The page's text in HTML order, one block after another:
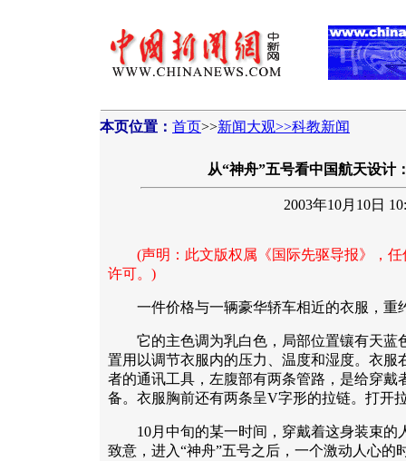
本页位置： 首页>>新闻大观>>科教新闻
从“神舟”五号看中国航天设计
2003年10月10日
(声明：此文版权属《国际先驱导报》，
许可。)
一件价格与一辆豪华轿车相近的衣服，重
它的主色调为乳白色，局部位置镶有天蓝
置用以调节衣服内的压力、温度和湿度。衣服
者的通讯工具，左腹部有两条管路，是给穿戴
备。衣服胸前还有两条呈V字形的拉链。打开
10月中旬的某一时间，穿戴着这身装束的
致意，进入“神舟”五号之后，一个激动人心的